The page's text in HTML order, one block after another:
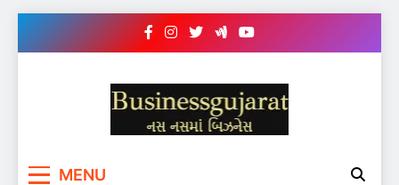
BUSINESS GUJARAT
MENU